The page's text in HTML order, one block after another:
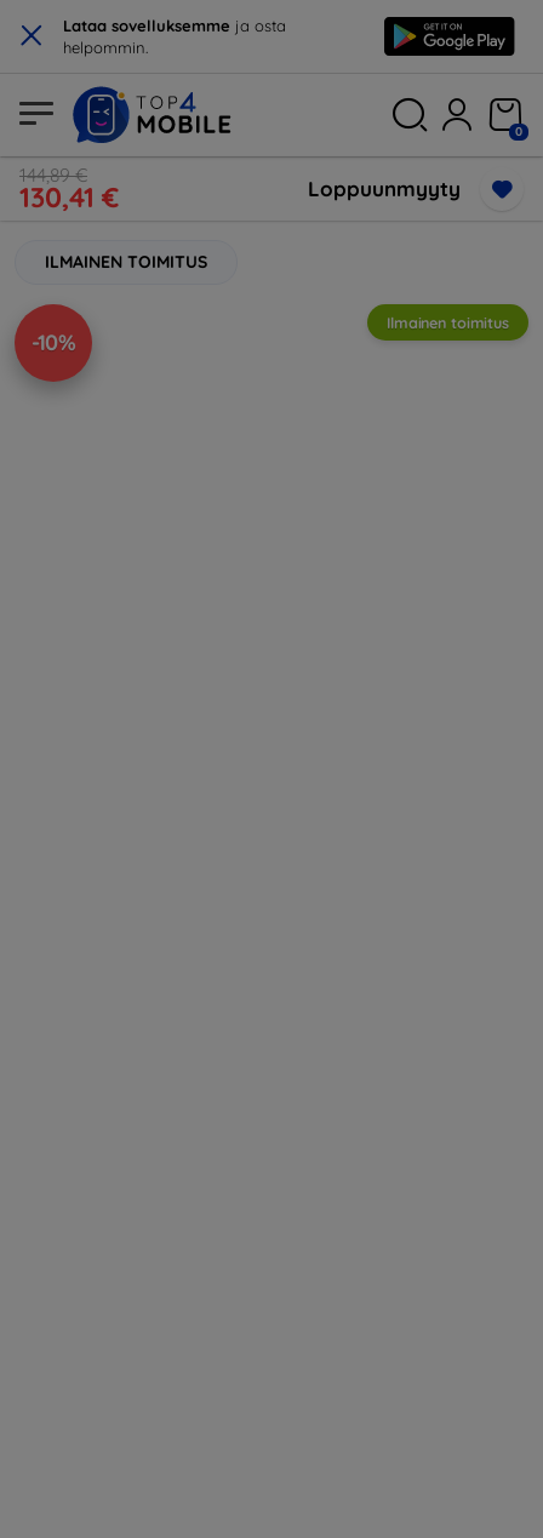
× Lataa sovelluksemme ja osta
helpommin.
0
144,89 €
130,41 € Loppuunmyyty
ILMAINEN TOIMITUS
-10%
Ilmainen toimitus